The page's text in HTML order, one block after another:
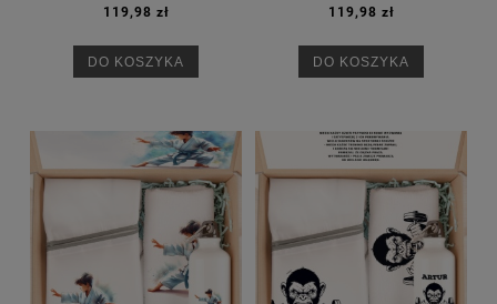
119,98 zł
DO KOSZYKA
119,98 zł
DO KOSZYKA